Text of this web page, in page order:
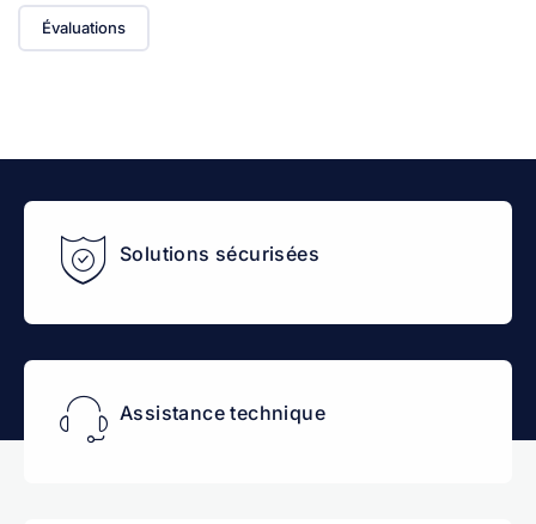
Évaluations
Solutions sécurisées
Assistance technique